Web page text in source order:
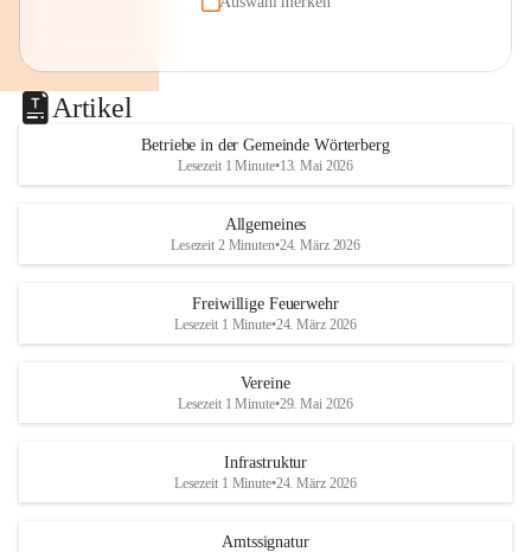
Artikel
Betriebe in der Gemeinde Wörterberg
Lesezeit 1 Minute•13. Mai 2026
Allgemeines
Lesezeit 2 Minuten•24. März 2026
Freiwillige Feuerwehr
Lesezeit 1 Minute•24. März 2026
Vereine
Lesezeit 1 Minute•29. Mai 2026
Infrastruktur
Lesezeit 1 Minute•24. März 2026
Amtssignatur